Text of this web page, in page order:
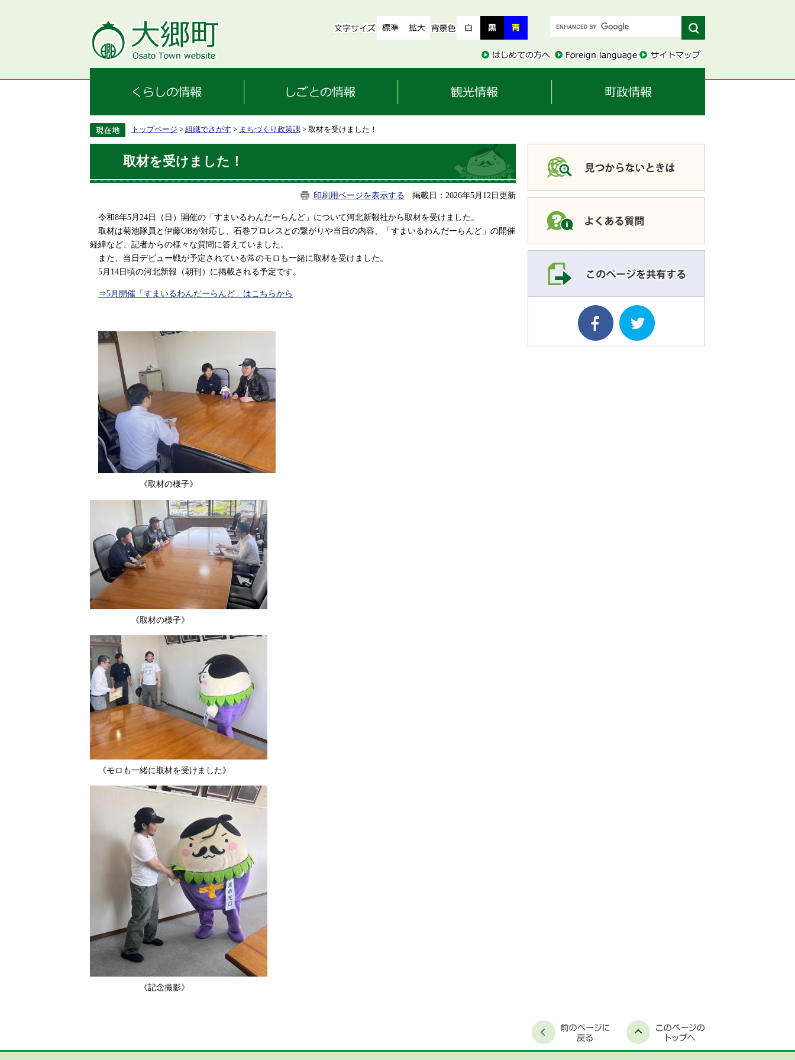
トップページ > 組織でさがす > まちづくり政策課 > 取材を受けました！
取材を受けました！
印刷用ページを表示する 掲載日：2026年5月12日更新
令和8年5月24日（日）開催の「すまいるわんだーらんど」について河北新報社から取材を受けました。
取材は菊池隊員と伊藤OBが対応し、石巻プロレスとの繋がりや当日の内容、「すまいるわんだーらんど」の開催
経緯など、記者からの様々な質問に答えていました。
また、当日デビュー戦が予定されている常のモロも一緒に取材を受けました。
5月14日頃の河北新報（朝刊）に掲載される予定です。
⇒5月開催「すまいるわんだーらんど」はこちらから
《取材の様子》
《取材の様子》
《モロも一緒に取材を受けました》
《記念撮影》